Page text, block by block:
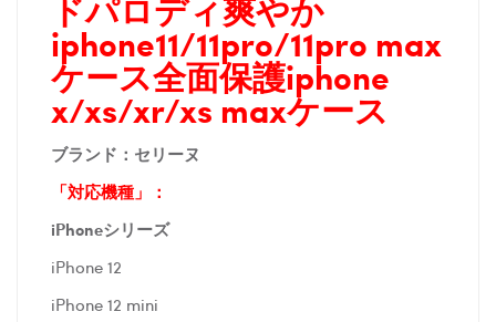
iphone11/11pro/11pro max
ケース全面保護iphone
x/xs/xr/xs maxケース
ブランド：セリーヌ
「対応機種」：
iPhoneシリーズ
iPhone 12
iPhone 12 mini